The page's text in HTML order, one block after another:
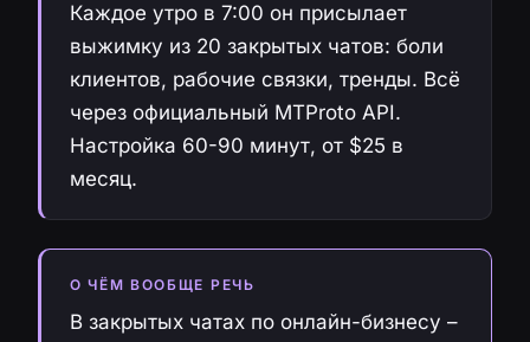
Каждое утро в 7:00 он присылает
выжимку из 20 закрытых чатов: боли
клиентов, рабочие связки, тренды. Всё
через официальный MTProto API.
Настройка 60-90 минут, от $25 в
месяц.
О ЧЁМ ВООБЩЕ РЕЧЬ
В закрытых чатах по онлайн-бизнесу –